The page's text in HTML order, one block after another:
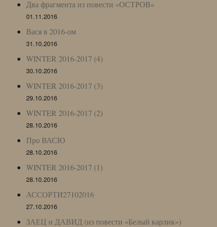
Два фрагмента из повести «ОСТРОВ»
01.11.2016
Вася в 2016-ом
31.10.2016
WINTER 2016-2017 (4)
30.10.2016
WINTER 2016-2017 (3)
29.10.2016
WINTER 2016-2017 (2)
28.10.2016
Про ВАСЮ
28.10.2016
WINTER 2016-2017 (1)
28.10.2016
АССОРТИ27102016
27.10.2016
ЗАЕЦ и ДАВИД (из повести «Белый карлик»)